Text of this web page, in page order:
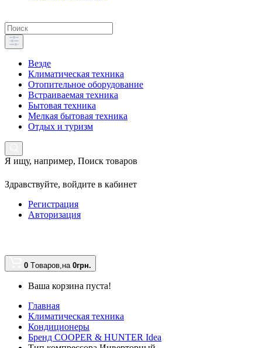
Везде
Климатическая техника
Отопительное оборудование
Встраиваемая техника
Бытовая техника
Мелкая бытовая техника
Отдых и туризм
Я ищу, например, Поиск товаров
Здравствуйте, войдите в кабинет
Регистрация
Авторизация
0 Tоваров,на 0грн.
Ваша корзина пуста!
Главная
Климатическая техника
Кондиционеры
Бренд COOPER & HUNTER Idea